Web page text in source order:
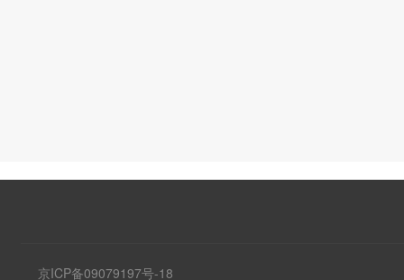
京ICP备09079197号-18